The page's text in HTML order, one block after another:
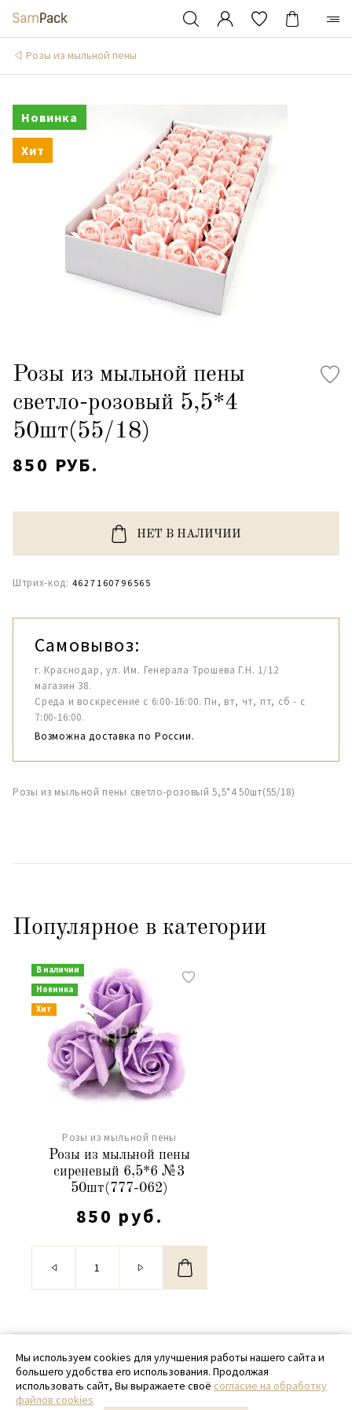
Розы из мыльной пены
Новинка
Хит
Розы из мыльной пены
светло-розовый 5,5*4
50шт(55/18)
850 РУБ.
НЕТ В НАЛИЧИИ
Штрих-код: 4627160796565
Самовывоз:
г. Краснодар, ул. Им. Генерала Трошева Г.Н. 1/12
магазин 38.
Среда и воскресение с 6:00-16:00. Пн, вт, чт, пт, сб - с
7:00-16:00.
Возможна доставка по России.
Розы из мыльной пены светло-розовый 5,5*4 50шт(55/18)
Популярное в категории
В наличии
Новинка
Хит
Розы из мыльной пены
Розы из мыльной пены
сиреневый 6,5*6 №3
50шт(777-062)
850 руб.
© 2020 - 2026 SamPack
+ 7 (918) 699-97-87
zakaz@sampack.store
Мы используем cookies для улучшения работы нашего сайта и
большего удобства его использования. Продолжая
использовать сайт, Вы выражаете своё согласие на обработку
файлов cookies